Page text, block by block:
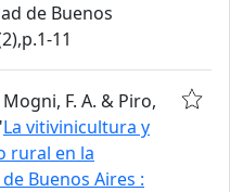
de Buenos
11
F. A. & Piro,
La vitivinicultura y
rural en la
Buenos Aires :